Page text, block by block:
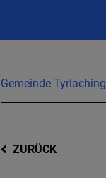
Gemeinde Tyrlaching
ZURÜCK